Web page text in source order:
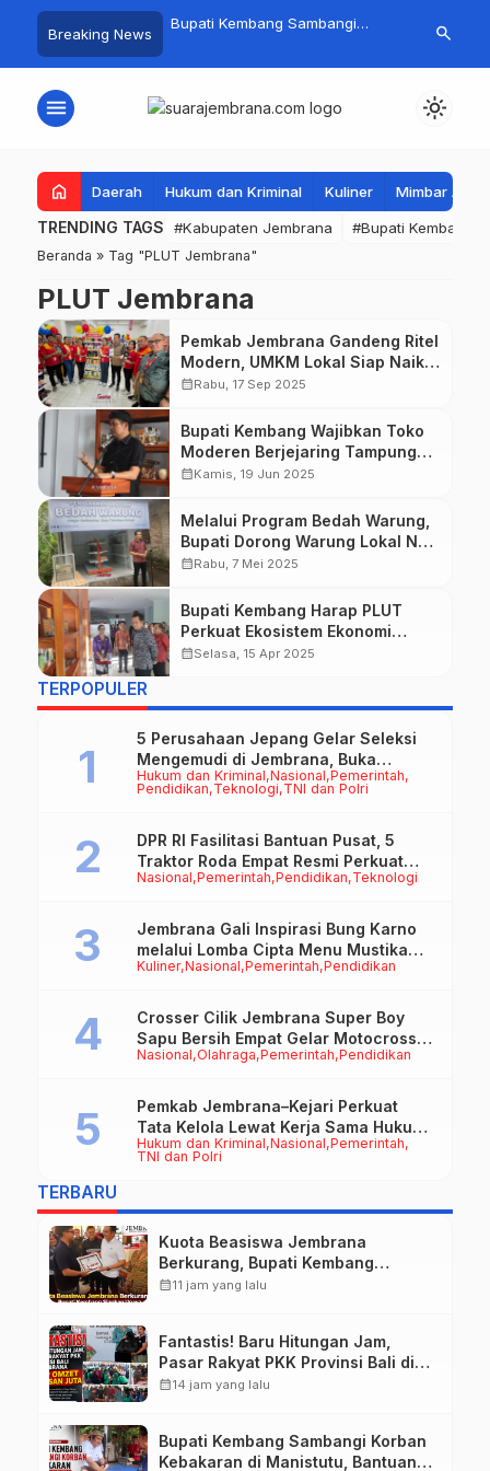
Breaking News
PKK Provinsi Bali di
Omzet Ratusan
Bupati Kembang Sambangi
Bantuan Disalurkan untuk
Tim
Perairan
search
menu light_mode
home Daerah Hukum dan Kriminal Kuliner Mimbar
TRENDING TAGS #Kabupaten Jembrana #Bupati Kembang
Beranda » Tag "PLUT Jembrana"
PLUT Jembrana
Pemkab Jembrana Gandeng Ritel
Modern, UMKM Lokal Siap Naik
Kelas
calendar_monthRabu, 17 Sep 2025
Bupati Kembang Wajibkan Toko
Moderen Berjejaring Tampung
Produk UMKM Jembrana
calendar_monthKamis, 19 Jun 2025
Melalui Program Bedah Warung,
Bupati Dorong Warung Lokal Naik
Kelas dan Mampu Bersaing
calendar_monthRabu, 7 Mei 2025
Bupati Kembang Harap PLUT
Perkuat Ekosistem Ekonomi
Kreatif di Jembrana
calendar_monthSelasa, 15 Apr 2025
TERPOPULER
Hukum dan Kriminal Nasional Pemerintah
Pendidikan Teknologi TNI dan Polri
5 Perusahaan Jepang Gelar Seleksi
Mengemudi di Jembrana, Buka
Peluang Kerja bagi Calon PMI
Nasional Pemerintah Pendidikan Teknologi
DPR RI Fasilitasi Bantuan Pusat, 5
Traktor Roda Empat Resmi Perkuat
Mekanisasi Pertanian Jembrana
Kuliner Nasional Pemerintah Pendidikan
Jembrana Gali Inspirasi Bung Karno
melalui Lomba Cipta Menu Mustika
Rasa
Nasional Olahraga Pemerintah Pendidikan
Crosser Cilik Jembrana Super Boy
Sapu Bersih Empat Gelar Motocross
50cc
Hukum dan Kriminal Nasional Pemerintah
TNI dan Polri
Pemkab Jembrana–Kejari Perkuat
Tata Kelola Lewat Kerja Sama Hukum
Datun
TERBARU
Kuota Beasiswa Jembrana
Berkurang, Bupati Kembang
Siapkan Upaya Penambahan di
calendar_month11 jam yang lalu
Fantastis! Baru Hitungan Jam,
Pasar Rakyat PKK Provinsi Bali di
Jembrana Raup Omzet Ratusan
calendar_month14 jam yang lalu
Bupati Kembang Sambangi Korban
Kebakaran di Manistutu, Bantuan